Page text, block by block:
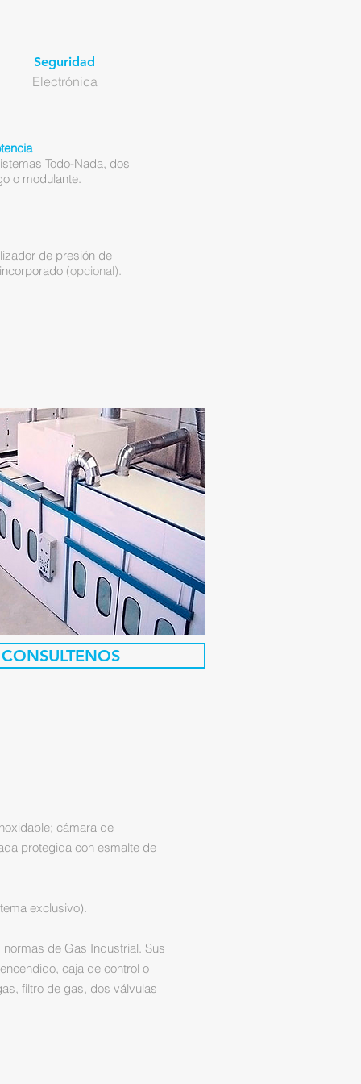
Seguridad
Electrónica
Todo-Nada, dos
o modulante.
de presión de
(opcional).
CONSULTENOS
cámara de
protegida con esmalte de
exclusivo).
de Gas Industrial. Sus
caja de control o
filtro de gas, dos válvulas